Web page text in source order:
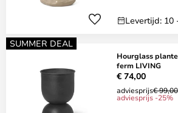
Levertijd: 10
SUMMER DEAL
Hourglass
ferm LIVING
€ 74,00
adviesprijs€ 99,00
adviesprijs -25%